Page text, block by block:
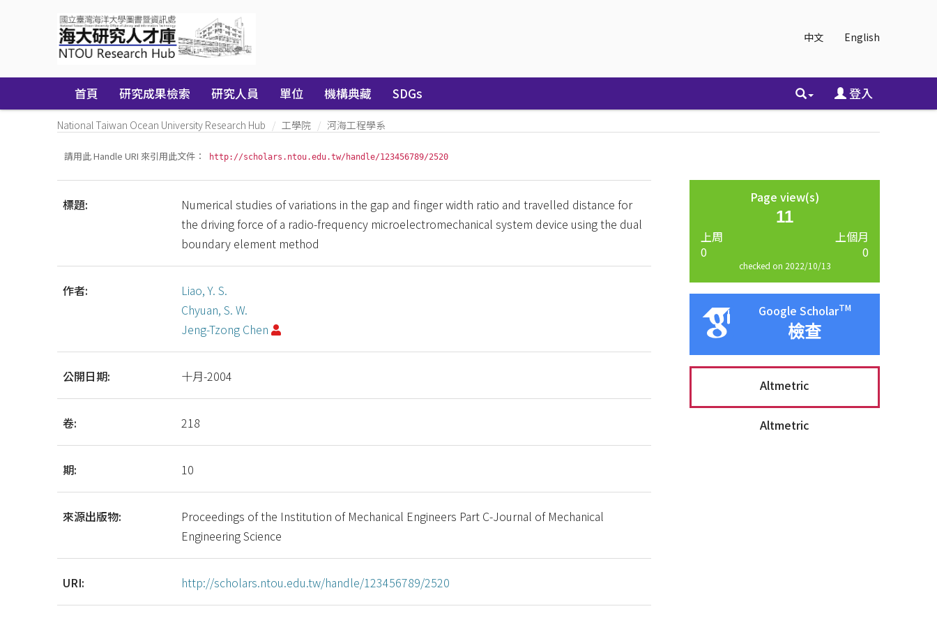
中文 English
首頁 研究成果檢索 研究人員 單位 機構典藏 SDGs 登入
National Taiwan Ocean University Research Hub 工學院 河海工程學系
請用此 Handle URI 來引用此文件： http://scholars.ntou.edu.tw/handle/123456789/2520
標題:
Numerical studies of variations in the gap and finger width ratio and travelled distance for
the driving force of a radio-frequency microelectromechanical system device using the dual
boundary element method
作者:
Liao, Y. S.
Chyuan, S. W.
Jeng-Tzong Chen
公開日期: 十月-2004
卷: 218
期: 10
來源出版物:
Proceedings of the Institution of Mechanical Engineers Part C-Journal of Mechanical
Engineering Science
URI: http://scholars.ntou.edu.tw/handle/123456789/2520
Page view(s)
11
上周
0
上個月
0
checked on 2022/10/13
Google ScholarTM
檢查
Altmetric
Altmetric